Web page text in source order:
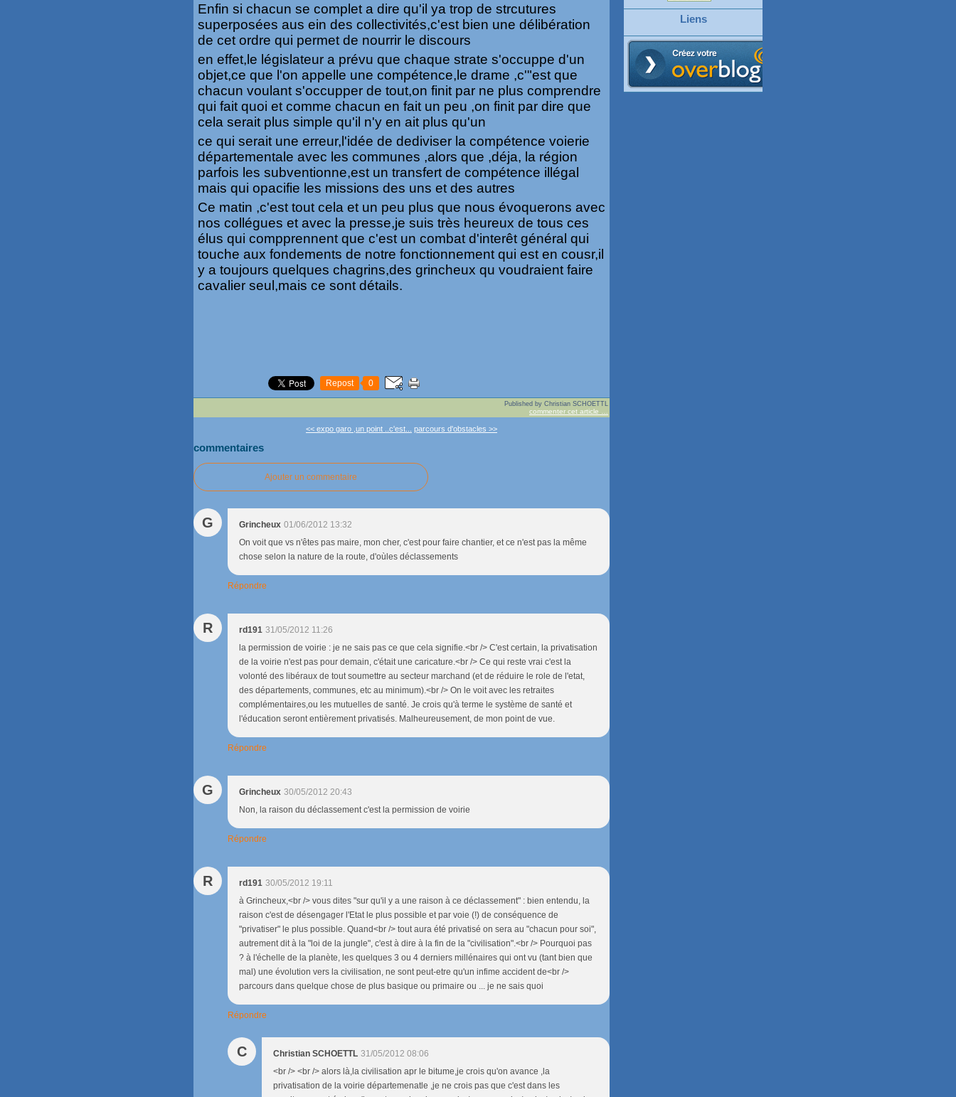
Enfin si chacun se complet a dire qu'il ya trop de strcutures
superposées aus ein des collectivités,c'est bien une délibération
de cet ordre qui permet de nourrir le discours
en effet,le législateur a prévu que chaque strate s'occuppe d'un
objet,ce que l'on appelle une compétence,le drame ,c'"est que
chacun voulant s'occupper de tout,on finit par ne plus comprendre
qui fait quoi et comme chacun en fait un peu ,on finit par dire que
cela serait plus simple qu'il n'y en ait plus qu'un
ce qui serait une erreur,l'idée de dediviser la compétence voierie
départementale avec les communes ,alors que ,déja, la région
parfois les subventionne,est un transfert de compétence illégal
mais qui opacifie les missions des uns et des autres
Ce matin ,c'est tout cela et un peu plus que nous évoquerons avec
nos collégues et avec la presse,je suis très heureux de tous ces
élus qui compprennent que c'est un combat d'interêt général qui
touche aux fondements de notre fonctionnement qui est en cousr,il
y a toujours quelques chagrins,des grincheux qu voudraient faire
cavalier seul,mais ce sont détails.
Repost 0
Published by Christian SCHOETTL
commenter cet article
<< expo garo ,un point ..c'est... parcours d'obstacles >>
commentaires
Ajouter un commentaire
G Grincheux 01/06/2012 13:32
On voit que vs n'êtes pas maire, mon cher, c'est pour faire chantier, et ce n'est pas la même
chose selon la nature de la route, d'oùles déclassements
Répondre
R rd191 31/05/2012 11:26
la permission de voirie : je ne sais pas ce que cela signifie.<br /> C'est certain, la privatisation
de la voirie n'est pas pour demain, c'était une caricature.<br /> Ce qui reste vrai c'est la
volonté des libéraux de tout soumettre au secteur marchand (et de réduire le role de l'etat,
des départements, communes, etc au minimum).<br /> On le voit avec les retraites
complémentaires,ou les mutuelles de santé. Je crois qu'à terme le système de santé et
l'éducation seront entièrement privatisés. Malheureusement, de mon point de vue.
Répondre
G Grincheux 30/05/2012 20:43
Non, la raison du déclassement c'est la permission de voirie
Répondre
R rd191 30/05/2012 19:11
à Grincheux,<br /> vous dites "sur qu'il y a une raison à ce déclassement" : bien entendu, la
raison c'est de désengager l'Etat le plus possible et par voie (!) de conséquence de
"privatiser" le plus possible. Quand<br /> tout aura été privatisé on sera au "chacun pour soi",
autrement dit à la "loi de la jungle", c'est à dire à la fin de la "civilisation".<br /> Pourquoi pas
? à l'échelle de la planète, les quelques 3 ou 4 derniers millénaires qui ont vu (tant bien que
mal) une évolution vers la civilisation, ne sont peut-etre qu'un infime accident de<br />
parcours dans quelque chose de plus basique ou primaire ou ... je ne sais quoi
Répondre
C Christian SCHOETTL 31/05/2012 08:06
<br /> <br /> alors là,la civilisation apr le bitume,je crois qu'on avance ,la
privatisation de la voirie départemenatle ,je ne crois pas que c'est dans les
Liens